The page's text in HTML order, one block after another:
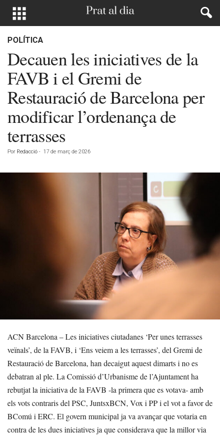
POLÍTICA
Decauen les iniciatives de la
FAVB i el Gremi de
Restauració de Barcelona per
modificar l’ordenança de
terrasses
Por Redacció - 17 de març de 2026
ACN Barcelona – Les iniciatives ciutadanes ‘Per unes terrasses
veïnals’, de la FAVB, i ‘Ens veiem a les terrasses’, del Gremi de
Restauració de Barcelona, han decaigut aquest dimarts i no es
debatran al ple. La Comissió d’Urbanisme de l’Ajuntament ha
rebutjat la iniciativa de la FAVB -la primera que es votava- amb
els vots contraris del PSC, JuntsxBCN, Vox i PP i el vot a favor de
BComú i ERC. El govern municipal ja va avançar que votaria en
contra de les dues iniciatives ja que considerava que la millor via